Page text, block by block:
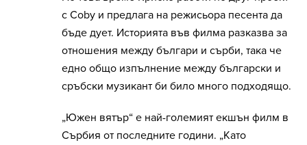
с Coby и предлага на режисьора песента да
бъде дует. Историята във филма разказва за
отношения между българи и сърби, така че
едно общо изпълнение между български и
сръбски музикант би било много подходящо.
„Южен вятър“ е най-големият екшън филм в
Сърбия от последните години. „Като